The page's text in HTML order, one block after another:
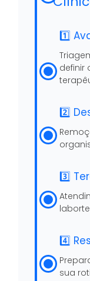
1️⃣
definir
2️⃣
3️⃣
4️⃣
sua